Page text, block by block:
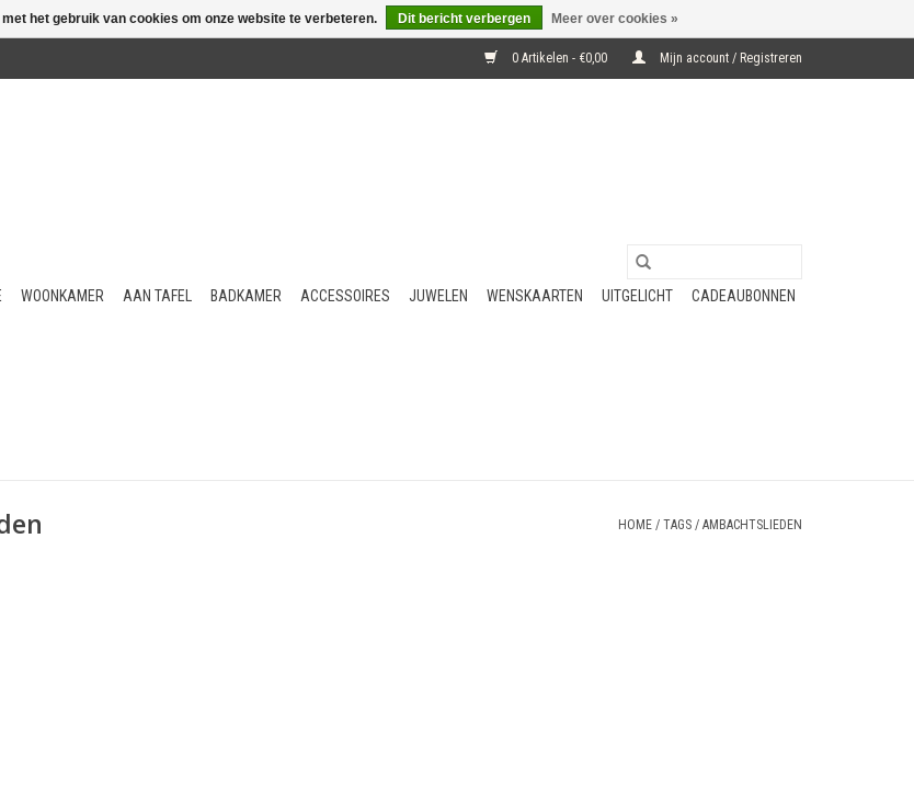
0 Artikelen - €0,00 Mijn account / Registreren
WOONKAMER AAN TAFEL BADKAMER ACCESSOIRES JUWELEN WENSKAARTEN UITGELICHT CADEAUBONNEN
HOME / TAGS / AMBACHTSLIEDEN
het gebruik van cookies om onze website te verbeteren. Dit bericht verbergen Meer over cookies »